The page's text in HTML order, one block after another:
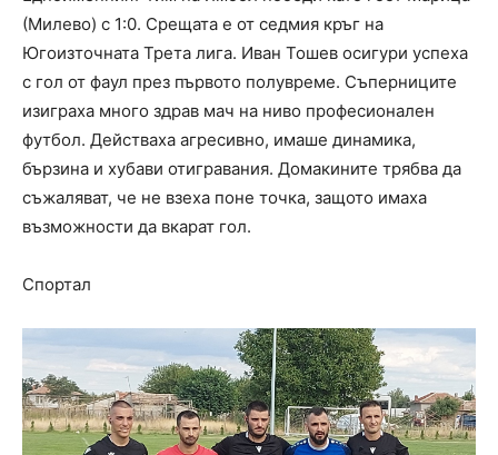
(Милево) с 1:0. Срещата е от сeдмия кръг на
Югоизточната Трета лига. Иван Тошев осигури успеха
с гол от фаул през първото полувреме. Съперниците
изиграха много здрав мач на ниво професионален
футбол. Действаха агресивно, имаше динамика,
бързина и хубави отигравания. Домакините трябва да
съжаляват, че не взеха поне точка, защото имаха
възможности да вкарат гол.
Спортал